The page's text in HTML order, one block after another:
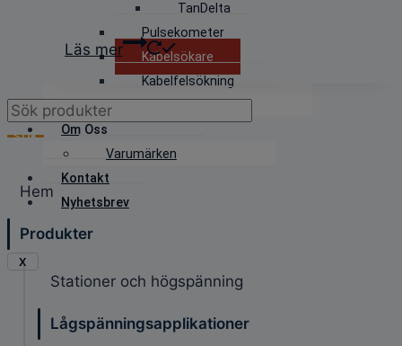
TanDelta
Pulsekometer
Kabelsökare
Kabelfelsökning
Om Oss
Varumärken
Kontakt
Nyhetsbrev
X
Läs mer
Products
search
SÖK
Hem
Produkter
Stationer och högspänning
Lågspänningsapplikationer